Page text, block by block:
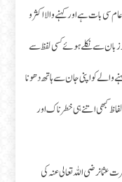
بات ہے اور کہنے والا اکثر و
زبان سے نکلے ہوئے کسی لفظ سے
والے کو اپنی جان سے ہاتھ دھونا
کبھی اتنے ہی خطر ناک اور
عثمانرضی اللہ تعالی عنہ کی